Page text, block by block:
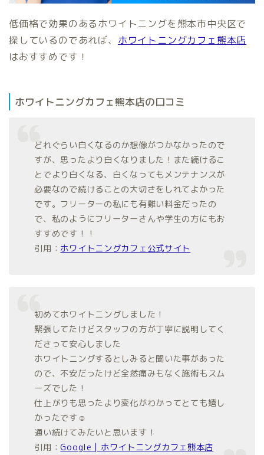
低価格で効果のあるホワイトニングを熊本市中央区で
探しているのであれば、 ホワイトニングカフェ熊本店
はおすすめです！
ホワイトニングカフェ熊本店の口コミ
どれぐらい白くなるのか想像がつかなかったので
すが、思ったより白くなりました！また続けるこ
とでより白くなる、白くなってもメンテナンスが
必要なので続けることの大切さをしれてよかった
です。フリーターの私にも有難い料金だったの
で、私のようにフリーターさんや学生の方にもお
すすめです！！
引用： ホワイトニングカフェ公式サイト
初めてホワイトニングしました！
緊張してたけどスタッフの方が丁寧に説明してく
ださって安心しました
ホワイトニングするとしみると聞いた事があった
ので、不安だったけど全然痛みもなく施術もスム
ーズでした！
仕上がりも思ったより変化がわかってとても嬉し
かったです☺︎︎︎︎
通い続けてみたいと思います！
引用：Google | ホワイトニングカフェ熊本店